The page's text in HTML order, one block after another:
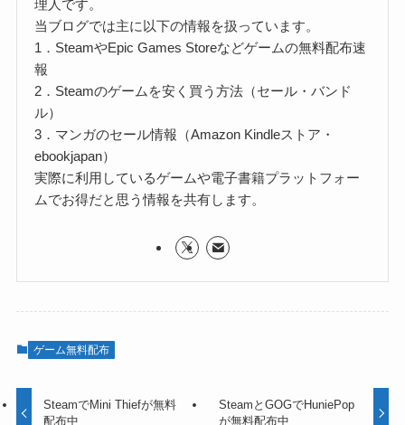
理人です。
当ブログでは主に以下の情報を扱っています。
1．SteamやEpic Games Storeなどゲームの無料配布速
報
2．Steamのゲームを安く買う方法（セール・バンド
ル）
3．マンガのセール情報（Amazon Kindleストア・
ebookjapan）
実際に利用しているゲームや電子書籍プラットフォー
ムでお得だと思う情報を共有します。
ゲーム無料配布
SteamでMini Thiefが無料
配布中
SteamとGOGでHuniePop
が無料配布中